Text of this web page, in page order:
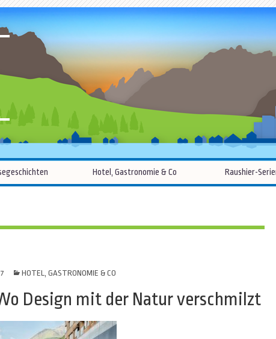
Hotel, Gastronomie & Co Raushier-
HOTEL, GASTRONOMIE & CO
Design mit der Natur verschmilzt